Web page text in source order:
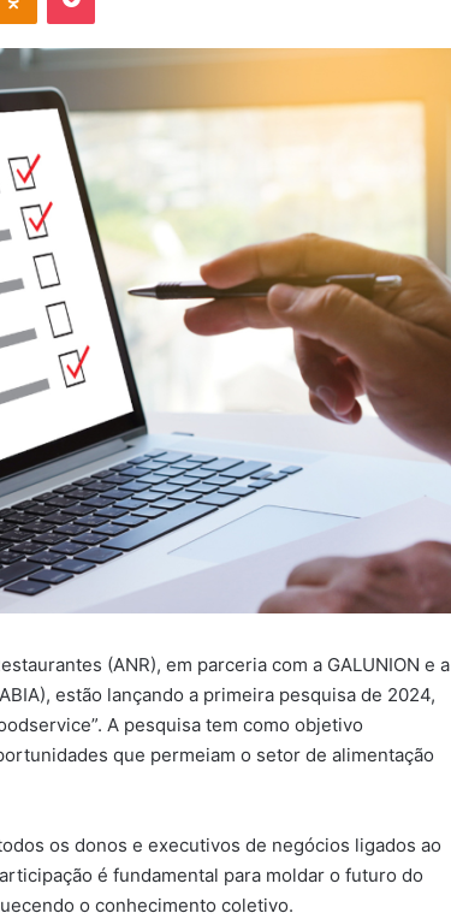
(ANR), em parceria com a GALUNION e a
estão lançando a primeira pesquisa de 2024,
A pesquisa tem como objetivo
que permeiam o setor de alimentação
os donos e executivos de negócios ligados ao
é fundamental para moldar o futuro do
o conhecimento coletivo.